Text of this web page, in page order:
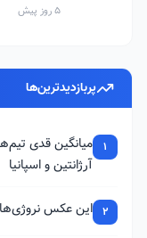
5 روز پیش
پربازدیدترین‌ها
1
میانگین قدی
آرژانتین و اسپانیا
2 این عکس